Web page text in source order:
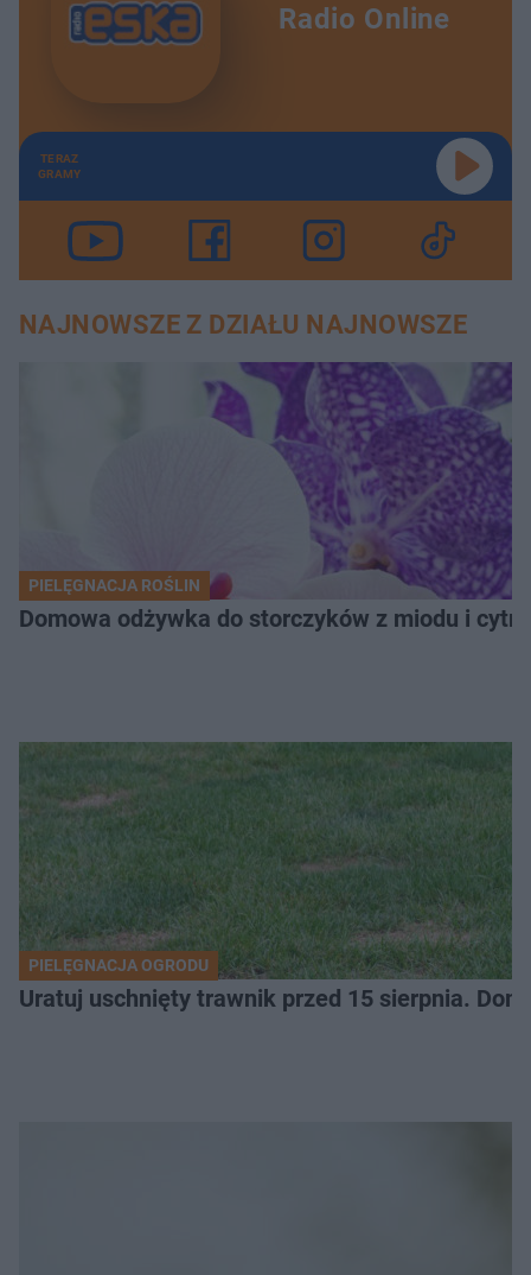
Radio Online
TERAZ
GRAMY
NAJNOWSZE Z DZIAŁU NAJNOWSZE
PIELĘGNACJA ROŚLIN
Domowa odżywka do storczyków z miodu i
PIELĘGNACJA OGRODU
Uratuj uschnięty trawnik przed 15 sierpnia.